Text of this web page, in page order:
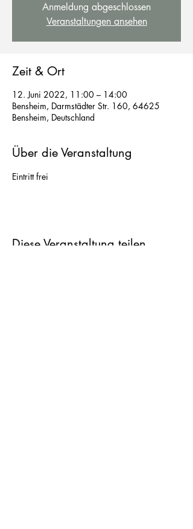
Anmeldung abgeschlossen
Veranstaltungen ansehen
Zeit & Ort
12. Juni 2022, 11:00 – 14:00
Bensheim, Darmstädter Str. 160, 64625
Bensheim, Deutschland
Über die Veranstaltung
Eintritt frei
Diese Veranstaltung teilen